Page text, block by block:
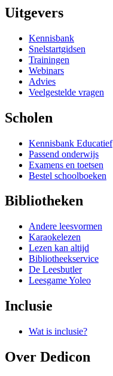
Uitgevers
Kennisbank
Snelstartgidsen
Trainingen
Webinars
Advies
Veelgestelde vragen
Scholen
Kennisbank Educatief
Passend onderwijs
Examens en toetsen
Bestel schoolboeken
Bibliotheken
Andere leesvormen
Karaokelezen
Lezen kan altijd
Bibliotheekservice
De Leesbutler
Leesgame Yoleo
Inclusie
Wat is inclusie?
Over Dedicon